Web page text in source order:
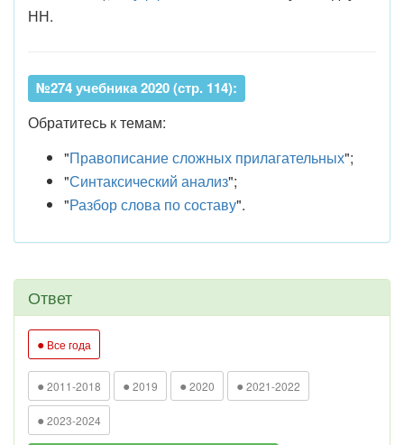
НН.
№274 учебника 2020 (стр. 114):
Обратитесь к темам:
"Правописание сложных прилагательных";
"Синтаксический анализ";
"Разбор слова по составу".
Ответ
● Все года
● 2011-2018 ● 2019 ● 2020 ● 2021-2022
● 2023-2024